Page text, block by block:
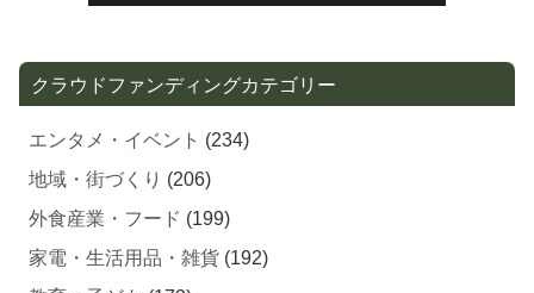
エンタメ・イベント(234)
地域・街づくり(206)
外食産業・フード(199)
家電・生活用品・雑貨(192)
教育・子ども(173)